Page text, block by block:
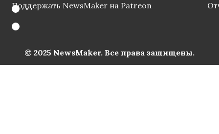
Поддержать NewsMaker на Patreon
© 2025 NewsMaker. Все права защищены.